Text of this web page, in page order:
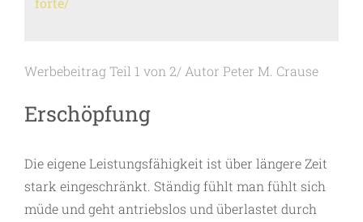
Werbebeitrag Teil 1 von 2/ Autor Peter M. Crause
Erschöpfung
Die eigene Leistungsfähigkeit ist über längere Zeit
stark eingeschränkt. Ständig fühlt man fühlt sich
müde und geht antriebslos und überlastet durch